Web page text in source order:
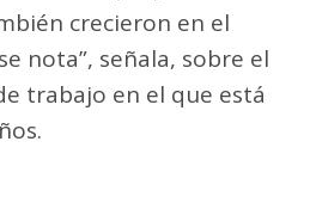
crecieron en el
nota”, señala, sobre el
trabajo en el que está